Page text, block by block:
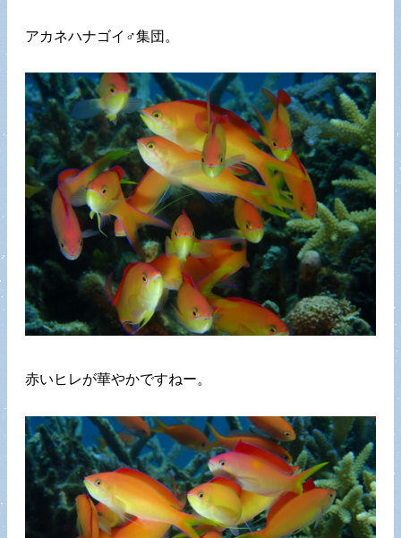
アカネハナゴイ♂集団。
赤いヒレが華やかですねー。